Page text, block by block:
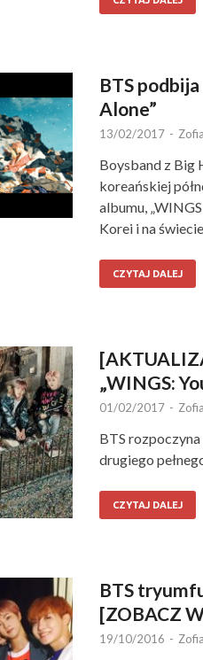
BTS
Alone”
13/02/2017 -
Boysband z Big
koreańskiej
albumu,
Korei i na
CZYTAJ DALEJ
„WINGS:
01/02/2017 -
BTS
drugiego
CZYTAJ DALEJ
BTS
[ZOBACZ
19/10/2016 -